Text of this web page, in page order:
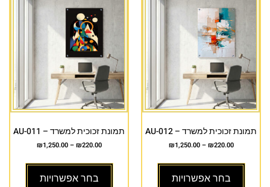
תמונת זכוכית למשרד – AU-012
₪220.00
–
₪1,250.00
בחר אפשרויות
תמונת זכוכית למשרד – AU-011
₪220.00
–
₪1,250.00
בחר אפשרויות